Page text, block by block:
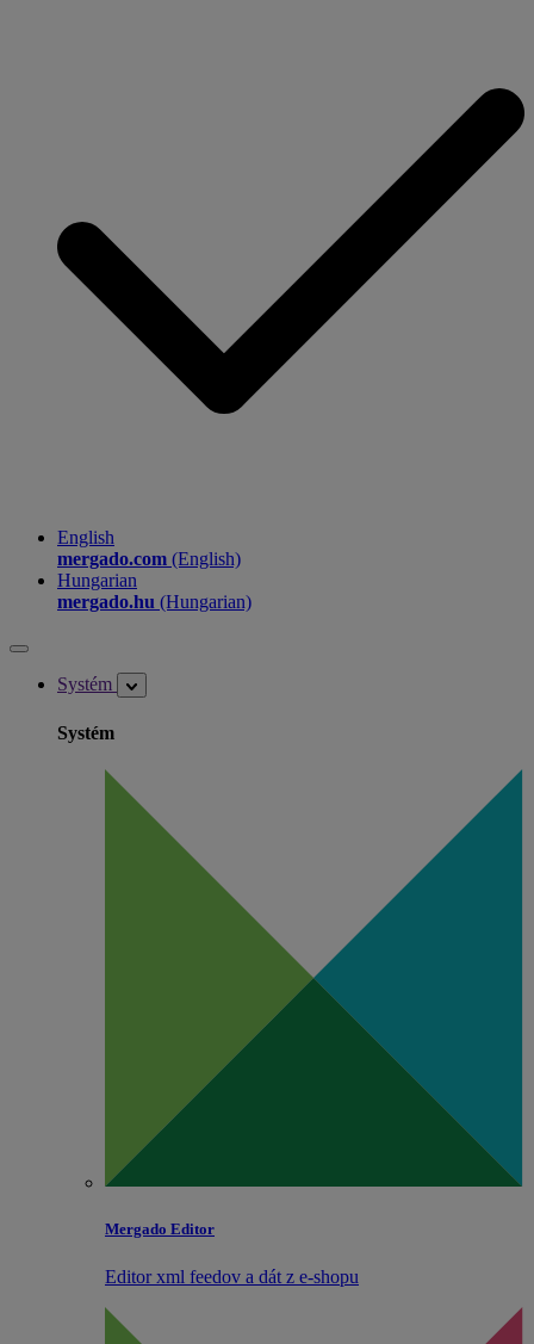
English
mergado.com (English)
Hungarian
mergado.hu (Hungarian)
Systém
Systém
Mergado Editor
Editor xml feedov a dát z e‑shopu